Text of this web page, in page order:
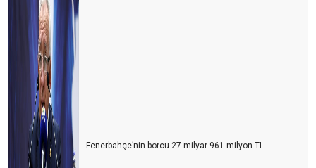
Berlin mesajları
Hayat devam ediyor mu?
YA ŞİMDİ?
Antalya'nın 3 sınavı
Turistin derdi çok
KARAALİOĞLU’NUN ÇIĞLIĞIFenerbahçe’nin borcu 27 milyar 961 milyon TL